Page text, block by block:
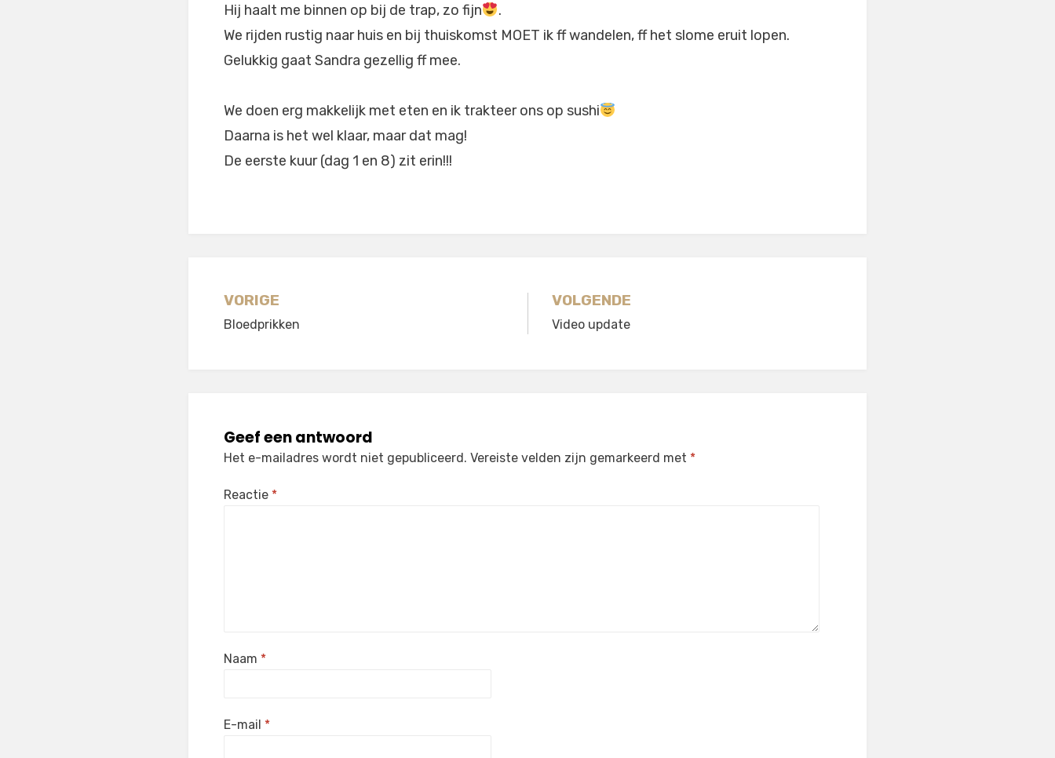
Hij haalt me binnen op bij de trap, zo fijn
.
We rijden rustig naar huis en bij thuiskomst MOET ik ff wandelen, ff het slome eruit lopen.
Gelukkig gaat Sandra gezellig ff mee.
We doen erg makkelijk met eten en ik trakteer ons op sushi
Daarna is het wel klaar, maar dat mag!
De eerste kuur (dag 1 en 8) zit erin!!!
Berichtnavigatie
VORIGE
Bloedprikken
VOLGENDE
Video update
Geef een antwoord
Het e-mailadres wordt niet gepubliceerd. Vereiste velden zijn gemarkeerd met *
Reactie *
Naam *
E-mail *